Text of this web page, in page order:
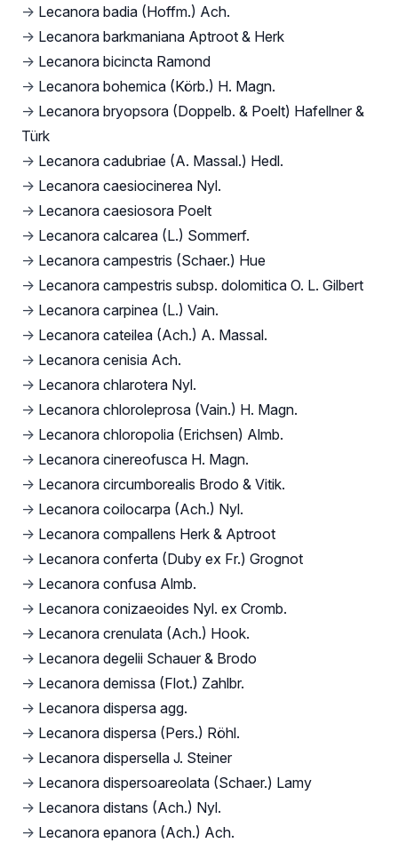
→ Lecanora badia (Hoffm.) Ach.
→ Lecanora barkmaniana Aptroot & Herk
→ Lecanora bicincta Ramond
→ Lecanora bohemica (Körb.) H. Magn.
→ Lecanora bryopsora (Doppelb. & Poelt) Hafellner &
Türk
→ Lecanora cadubriae (A. Massal.) Hedl.
→ Lecanora caesiocinerea Nyl.
→ Lecanora caesiosora Poelt
→ Lecanora calcarea (L.) Sommerf.
→ Lecanora campestris (Schaer.) Hue
→ Lecanora campestris subsp. dolomitica O. L. Gilbert
→ Lecanora carpinea (L.) Vain.
→ Lecanora cateilea (Ach.) A. Massal.
→ Lecanora cenisia Ach.
→ Lecanora chlarotera Nyl.
→ Lecanora chloroleprosa (Vain.) H. Magn.
→ Lecanora chloropolia (Erichsen) Almb.
→ Lecanora cinereofusca H. Magn.
→ Lecanora circumborealis Brodo & Vitik.
→ Lecanora coilocarpa (Ach.) Nyl.
→ Lecanora compallens Herk & Aptroot
→ Lecanora conferta (Duby ex Fr.) Grognot
→ Lecanora confusa Almb.
→ Lecanora conizaeoides Nyl. ex Cromb.
→ Lecanora crenulata (Ach.) Hook.
→ Lecanora degelii Schauer & Brodo
→ Lecanora demissa (Flot.) Zahlbr.
→ Lecanora dispersa agg.
→ Lecanora dispersa (Pers.) Röhl.
→ Lecanora dispersella J. Steiner
→ Lecanora dispersoareolata (Schaer.) Lamy
→ Lecanora distans (Ach.) Nyl.
→ Lecanora epanora (Ach.) Ach.